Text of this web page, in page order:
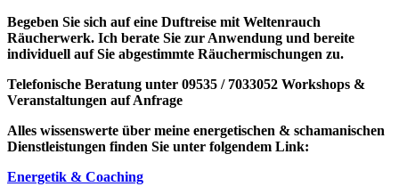
Begeben Sie sich auf eine Duftreise mit Weltenrauch
Räucherwerk. Ich berate Sie zur Anwendung und bereite
individuell auf Sie abgestimmte Räuchermischungen zu.
Telefonische Beratung unter 09535 / 7033052 Workshops &
Veranstaltungen auf Anfrage
Alles wissenswerte über meine energetischen & schamanischen
Dienstleistungen finden Sie unter folgendem Link:
Energetik & Coaching